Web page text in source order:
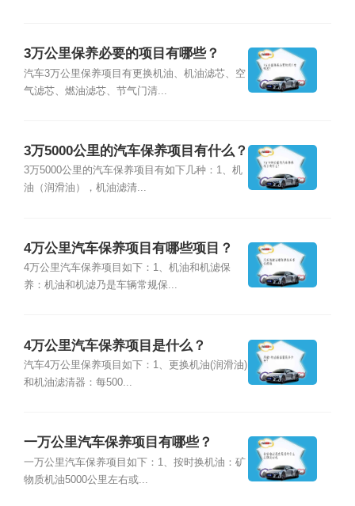
3万公里保养必要的项目有哪些？
汽车3万公里保养项目有更换机油、机油滤芯、空
气滤芯、燃油滤芯、节气门清...
3万5000公里的汽车保养项目有什么？
3万5000公里的汽车保养项目有如下几种：1、机
油（润滑油），机油滤清...
4万公里汽车保养项目有哪些项目？
4万公里汽车保养项目如下：1、机油和机滤保
养：机油和机滤乃是车辆常规保...
4万公里汽车保养项目是什么？
汽车4万公里保养项目如下：1、更换机油(润滑油)
和机油滤清器：每500...
一万公里汽车保养项目有哪些？
一万公里汽车保养项目如下：1、按时换机油：矿
物质机油5000公里左右或...